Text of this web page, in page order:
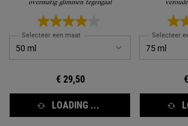
overmatig glimmen tegengaat
Selecteer een maat
€ 29,50
LOADING ...
Selecteer